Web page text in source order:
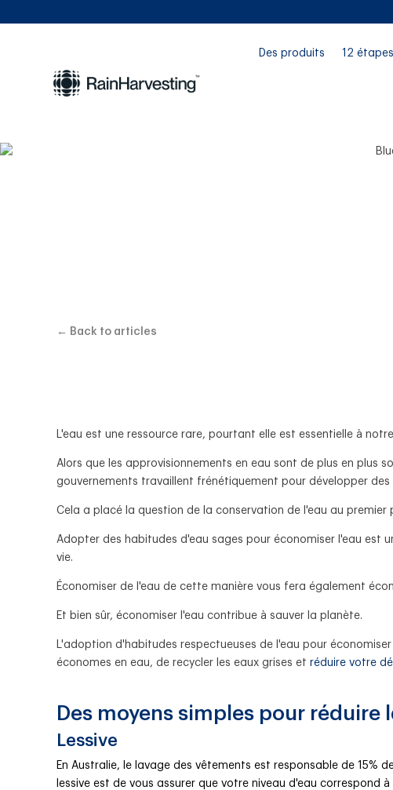
Des produits 12
← Back to articles
L'eau est une ressource rare, pourtant elle est essentielle à
Alors que les approvisionnements en eau sont de plus en plus
gouvernements travaillent frénétiquement pour développer
Cela a placé la question de la conservation de l'eau au premier
Adopter des habitudes d'eau sages pour économiser l'eau est
vie.
Économiser de l'eau de cette manière vous fera également
Et bien sûr, économiser l'eau contribue à sauver la planète.
L'adoption d'habitudes respectueuses de l'eau pour
économes en eau, de recycler les eaux grises et réduire votre
Des moyens simples pour
Lessive
En Australie, le lavage des vêtements est responsable de
lessive est de vous assurer que votre niveau d'eau